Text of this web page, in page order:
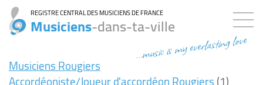
REGISTRE CENTRAL DES MUSICIENS DE FRANCE
Musiciens-dans-ta-ville
...music is my everlasting love
Musiciens Rougiers